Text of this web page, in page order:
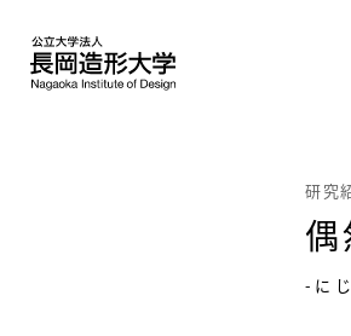
研究
-に